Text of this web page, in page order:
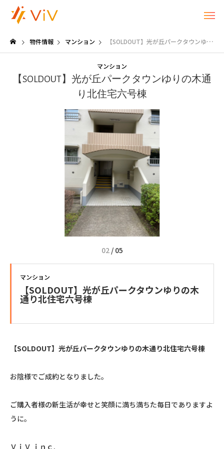
物件情報 マンション 【SOLDOUT】光が丘パークタウンゆりの木通り北住宅六号棟
マンション
【SOLDOUT】光が丘パークタウンゆりの木通
り北住宅六号棟
02/ 05
マンション
【SOLDOUT】光が丘パークタウンゆりの木
通り北住宅六号棟
【SOLDOUT】光が丘パークタウンゆりの木通り北住宅六号棟
お陰様でご成約となりました。
ご購入者様の新生活が幸せと笑顔に満ち満ちた毎日でありますよ
うに。
ＶｉＶ ｉｎｃ.